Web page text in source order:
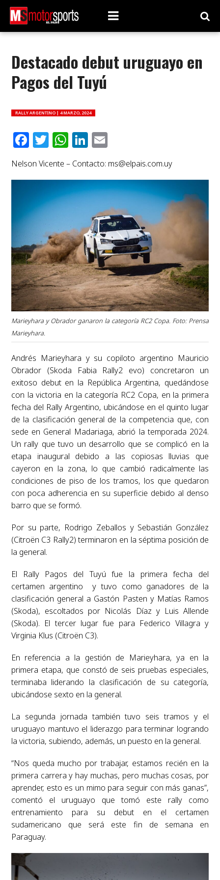
Destacado debut uruguayo en
Pagos del Tuyú
RALLY ARGENTINO | 4 MARZO, 2024
Facebook
Twitter
WhatsApp
LinkedIn
Email
Nelson Vicente – Contacto: ms@elpais.com.uy
Marieyhara y Obrador ganaron la categoría RC2 Copa. Foto: Prensa
Marieyhara.
Andrés Marieyhara y su copiloto argentino Mauricio
Obrador (Skoda Fabia Rally2 evo) concretaron un
exitoso debut en la República Argentina, quedándose
con la victoria en la categoría RC2 Copa, en la primera
fecha del Rally Argentino, ubicándose en el quinto lugar
de la clasificación general de la competencia que, con
sede en General Madariaga, abrió la temporada 2024.
Un rally que tuvo un desarrollo que se complicó en la
etapa inaugural debido a las copiosas lluvias que
cayeron en la zona, lo que cambió radicalmente las
condiciones de piso de los tramos, los que quedaron
con poca adherencia en su superficie debido al denso
barro que se formó.
Por su parte, Rodrigo Zeballos y Sebastián González
(Citroën C3 Rally2) terminaron en la séptima posición de
la general.
El Rally Pagos del Tuyú fue la primera fecha del
certamen argentino y tuvo como ganadores de la
clasificación general a Gastón Pasten y Matías Ramos
(Skoda), escoltados por Nicolás Díaz y Luis Allende
(Skoda). El tercer lugar fue para Federico Villagra y
Virginia Klus (Citroën C3).
En referencia a la gestión de Marieyhara, ya en la
primera etapa, que constó de seis pruebas especiales,
terminaba liderando la clasificación de su categoría,
ubicándose sexto en la general.
La segunda jornada también tuvo seis tramos y el
uruguayo mantuvo el liderazgo para terminar logrando
la victoria, subiendo, además, un puesto en la general.
“Nos queda mucho por trabajar, estamos recién en la
primera carrera y hay muchas, pero muchas cosas, por
aprender, esto es un mimo para seguir con más ganas”,
comentó el uruguayo que tomó este rally como
entrenamiento para su debut en el certamen
sudamericano que será este fin de semana en
Paraguay.